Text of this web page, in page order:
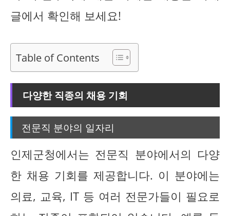
글에서 확인해 보세요!
Table of Contents
다양한 직종의 채용 기회
전문직 분야의 일자리
인제군청에서는 전문직 분야에서의 다양
한 채용 기회를 제공합니다. 이 분야에는
의료, 교육, IT 등 여러 전문가들이 필요로